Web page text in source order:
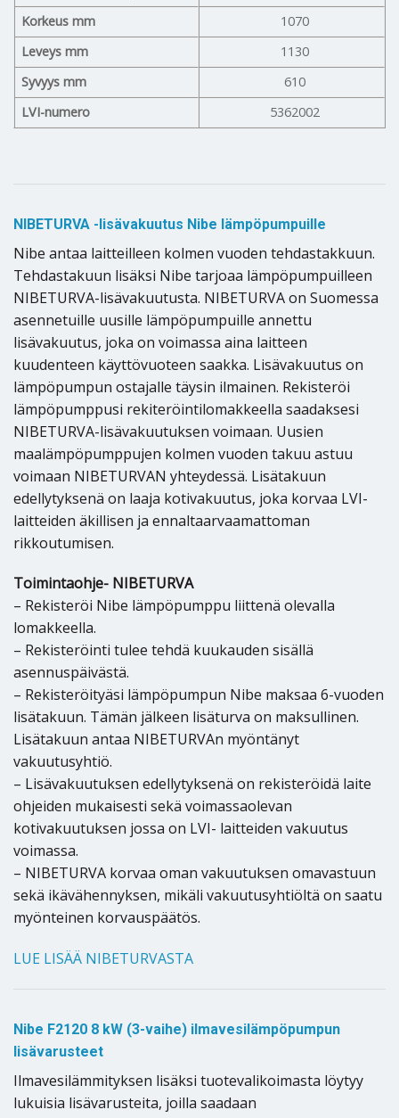
Korkeus mm
1070
Leveys mm
1130
Syvyys mm
610
LVI-numero
5362002
NIBETURVA -lisävakuutus Nibe lämpöpumpuille
Nibe antaa laitteilleen kolmen vuoden tehdastakkuun.
Tehdastakuun lisäksi Nibe tarjoaa lämpöpumpuilleen
NIBETURVA-lisävakuutusta. NIBETURVA on Suomessa
asennetuille uusille lämpöpumpuille annettu
lisävakuutus, joka on voimassa aina laitteen
kuudenteen käyttövuoteen saakka. Lisävakuutus on
lämpöpumpun ostajalle täysin ilmainen. Rekisteröi
lämpöpumppusi rekiteröintilomakkeella saadaksesi
NIBETURVA-lisävakuutuksen voimaan. Uusien
maalämpöpumppujen kolmen vuoden takuu astuu
voimaan NIBETURVAN yhteydessä. Lisätakuun
edellytyksenä on laaja kotivakuutus, joka korvaa LVI-
laitteiden äkillisen ja ennaltaarvaamattoman
rikkoutumisen.
Toimintaohje- NIBETURVA
– Rekisteröi Nibe lämpöpumppu liittenä olevalla
lomakkeella.
– Rekisteröinti tulee tehdä kuukauden sisällä
asennuspäivästä.
– Rekisteröityäsi lämpöpumpun Nibe maksaa 6-vuoden
lisätakuun. Tämän jälkeen lisäturva on maksullinen.
Lisätakuun antaa NIBETURVAn myöntänyt
vakuutusyhtiö.
– Lisävakuutuksen edellytyksenä on rekisteröidä laite
ohjeiden mukaisesti sekä voimassaolevan
kotivakuutuksen jossa on LVI- laitteiden vakuutus
voimassa.
– NIBETURVA korvaa oman vakuutuksen omavastuun
sekä ikävähennyksen, mikäli vakuutusyhtiöltä on saatu
myönteinen korvauspäätös.
LUE LISÄÄ NIBETURVASTA
Nibe F2120 8 kW (3-vaihe) ilmavesilämpöpumpun
lisävarusteet
Ilmavesilämmityksen lisäksi tuotevalikoimasta löytyy
lukuisia lisävarusteita, joilla saadaan